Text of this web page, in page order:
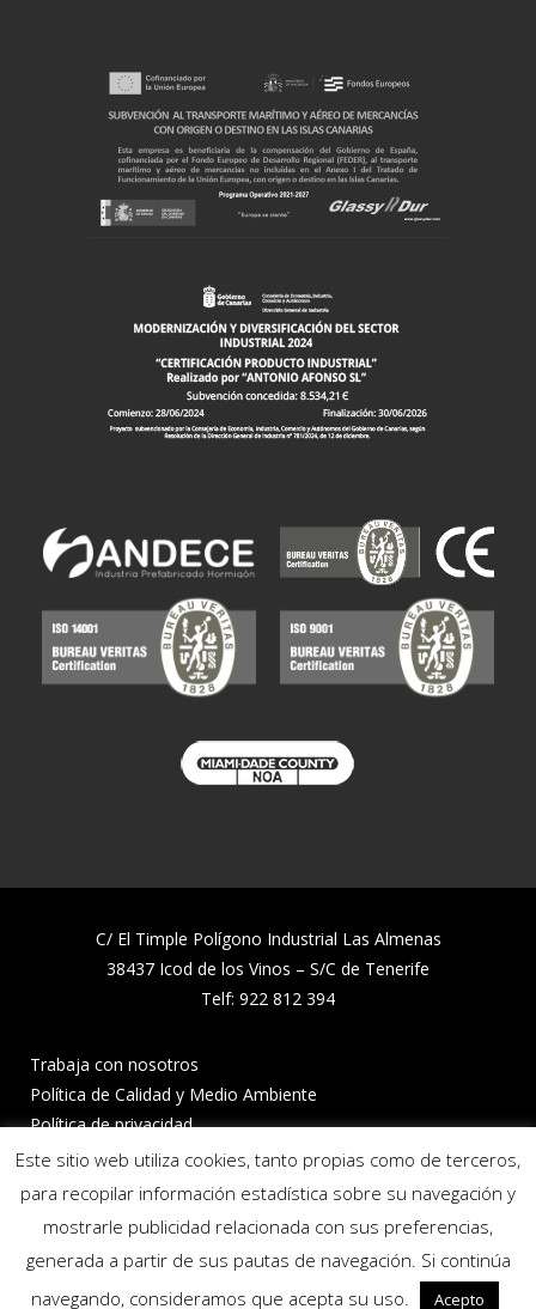
C/ El Timple Polígono Industrial Las Almenas
38437 Icod de los Vinos – S/C de Tenerife
Telf: 922 812 394
Trabaja con nosotros
Política de Calidad y Medio Ambiente
Política de privacidad
Política de cookies
Canal de denuncias
Síguenos:
Este sitio web utiliza cookies, tanto propias como de terceros,
para recopilar información estadística sobre su navegación y
mostrarle publicidad relacionada con sus preferencias,
generada a partir de sus pautas de navegación. Si continúa
navegando, consideramos que acepta su uso.
Acepto